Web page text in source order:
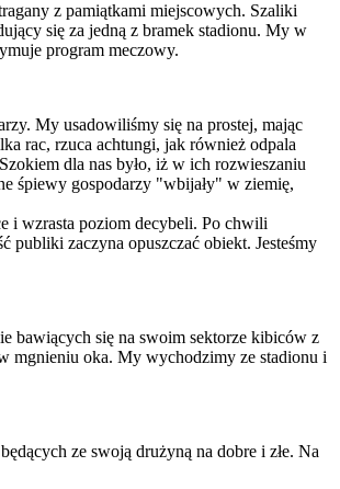
z pamiątkami miejscowych. Szaliki
się za jedną z bramek stadionu. My w
program meczowy.
My usadowiliśmy się na prostej, mając
rac, rzuca achtungi, jak również odpala
dla nas było, iż w ich rozwieszaniu
śpiewy gospodarzy "wbijały" w ziemię,
i wzrasta poziom decybeli. Po chwili
publiki zaczyna opuszczać obiekt. Jesteśmy
bawiących się na swoim sektorze kibiców z
mgnieniu oka. My wychodzimy ze stadionu i
ze swoją drużyną na dobre i złe. Na